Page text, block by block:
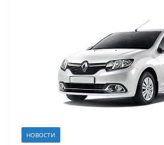
НОВОСТИ